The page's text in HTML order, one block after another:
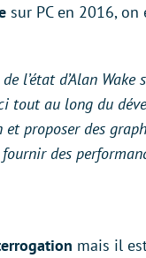
sur PC en 2016, on
l’état d’Alan Wake
tout au long du
proposer des
des
mais il